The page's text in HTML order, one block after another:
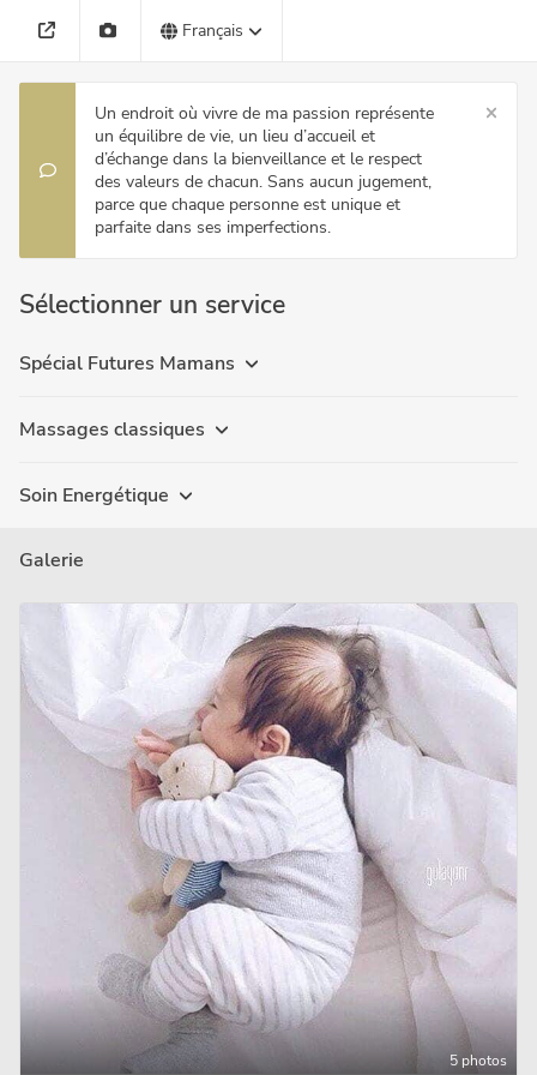
Français
Un endroit où vivre de ma passion représente
un équilibre de vie, un lieu d’accueil et
d’échange dans la bienveillance et le respect
des valeurs de chacun. Sans aucun jugement,
parce que chaque personne est unique et
parfaite dans ses imperfections.
Sélectionner un service
Spécial Futures Mamans
Massages classiques
Soin Energétique
Galerie
5 photos